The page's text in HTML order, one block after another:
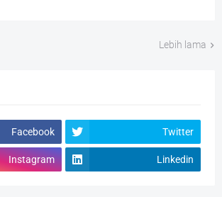
Lebih lama
Facebook Twitter
Instagram Linkedin